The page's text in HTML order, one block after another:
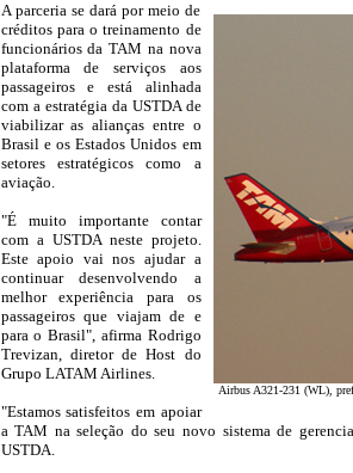
Airbus A321-231 (WL),
A parceria se dará por meio de
créditos para o treinamento de
funcionários da TAM na nova
plataforma de serviços aos
passageiros e está alinhada
com a estratégia da USTDA de
viabilizar as alianças entre o
Brasil e os Estados Unidos em
setores estratégicos como a
aviação.
"É muito importante contar
com a USTDA neste projeto.
Este apoio vai nos ajudar a
continuar desenvolvendo a
melhor experiência para os
passageiros que viajam de e
para o Brasil", afirma Rodrigo
Trevizan, diretor de Host do
Grupo LATAM Airlines.
"Estamos satisfeitos em apoiar
a TAM na seleção do seu novo sistema de
USTDA.